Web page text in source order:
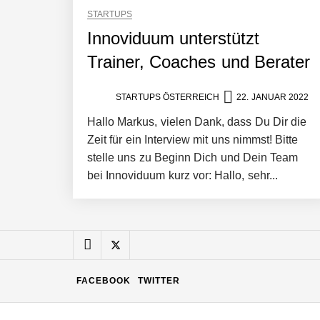
STARTUPS
Innoviduum unterstützt
Trainer, Coaches und Berater
STARTUPS ÖSTERREICH 22. JANUAR 2022
Hallo Markus, vielen Dank, dass Du Dir die
Zeit für ein Interview mit uns nimmst! Bitte
stelle uns zu Beginn Dich und Dein Team
bei Innoviduum kurz vor: Hallo, sehr...
Manuel Messner von Mazing
Mazing: Verwandelt statische 2D-
Büroabenteuer Haas im Employer
FACEBOOK TWITTER